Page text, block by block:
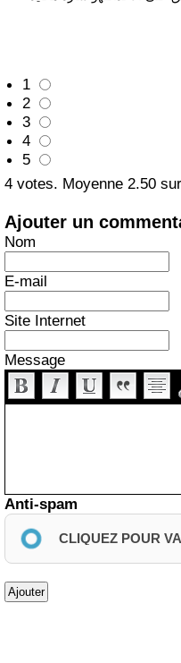
1
2
3
4
5
4 votes. Moyenne 2.50
Ajouter un
Nom
E-mail
Site Internet
Message
Anti-spam
CLIQUEZ POUR